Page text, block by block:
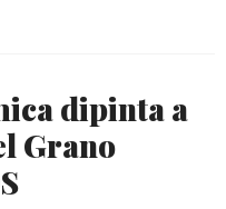
dipinta a
Grano